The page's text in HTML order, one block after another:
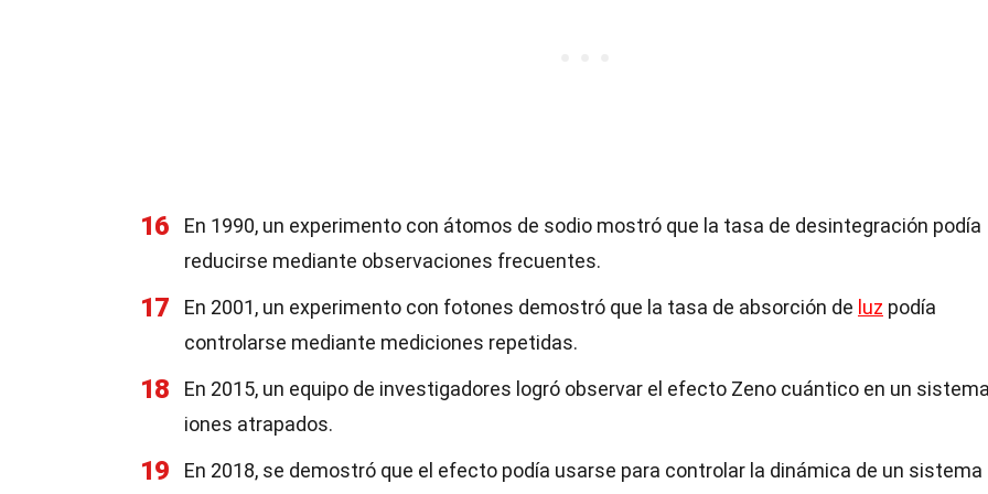
16
En 1990, un experimento con átomos de sodio mostró que la tasa de desintegración podía
reducirse mediante observaciones frecuentes.
17 En 2001, un experimento con fotones demostró que la tasa de absorción de luz podía
controlarse mediante mediciones repetidas.
18
En 2015, un equipo de investigadores logró observar el efecto Zeno cuántico en un
iones atrapados.
19 En 2018, se demostró que el efecto podía usarse para controlar la dinámica de un sistema